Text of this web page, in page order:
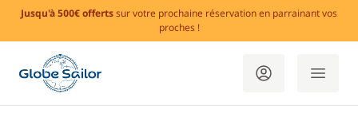
Jusqu'à 500€ offertssur votre prochaine réservation en parrainant vos
proches !